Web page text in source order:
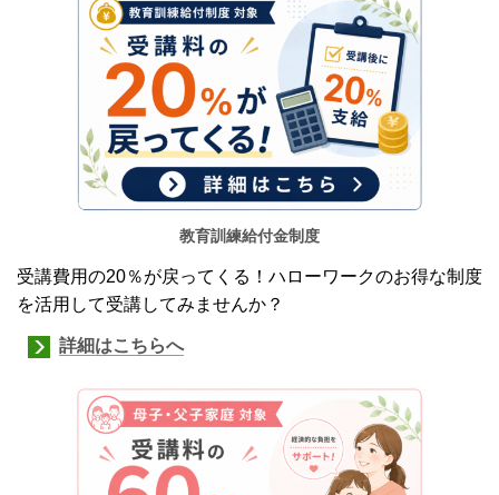
教育訓練給付金制 度
受講費用の20％が戻ってくる！ハローワークのお得な制度
を活用して受講してみませんか？
詳細はこちらへ